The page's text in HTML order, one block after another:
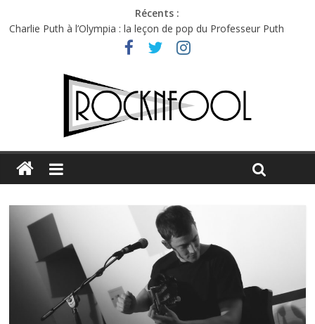
Récents :
Charlie Puth à l’Olympia : la leçon de pop du Professeur Puth
Festival Triptyque : un nouveau festival de musique indépendant
Hellfest 2026 vendredi : température et émotions en hausse
Hellfest 2026 jeudi : impossible de choisir entre chaleur et bonne
Première édition du Midgard Festival : entre bière, métal et